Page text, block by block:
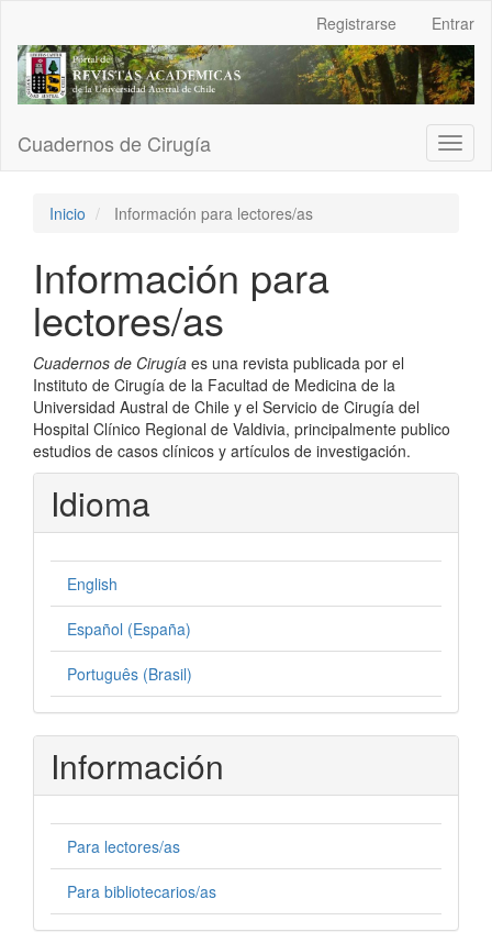
Contenido
principal
Barra
Registrarse Entrar
Cuadernos de Cirugía
Inicio Información para lectores/as
Información para
lectores/as
Cuadernos de Cirugía es una revista publicada por el
Instituto de Cirugía de la Facultad de Medicina de la
Universidad Austral de Chile y el Servicio de Cirugía del
Hospital Clínico Regional de Valdivia, principalmente publico
estudios de casos clínicos y artículos de investigación.
Idioma
English
Español (España)
Português (Brasil)
Información
Para lectores/as
Para bibliotecarios/as